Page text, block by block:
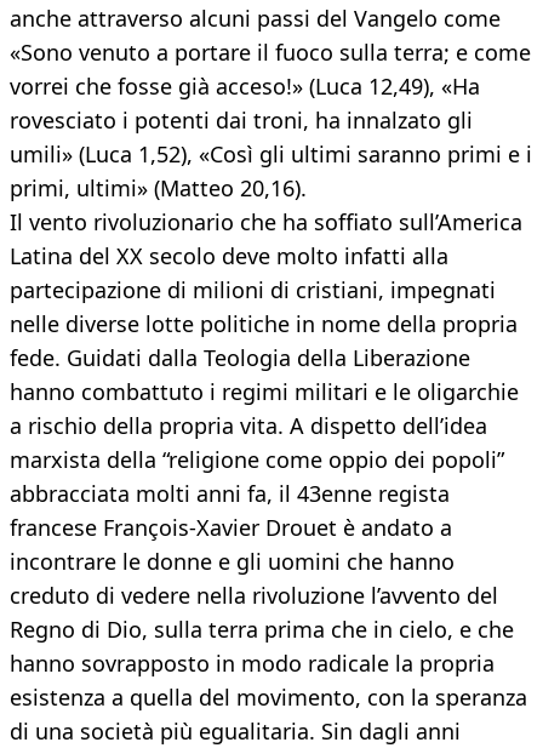
anche attraverso alcuni passi del Vangelo come
«Sono venuto a portare il fuoco sulla terra; e come
vorrei che fosse già acceso!» (Luca 12,49), «Ha
rovesciato i potenti dai troni, ha innalzato gli
umili» (Luca 1,52), «Così gli ultimi saranno primi e i
primi, ultimi» (Matteo 20,16).
Il vento rivoluzionario che ha soffiato sull’America
Latina del XX secolo deve molto infatti alla
partecipazione di milioni di cristiani, impegnati
nelle diverse lotte politiche in nome della propria
fede. Guidati dalla Teologia della Liberazione
hanno combattuto i regimi militari e le oligarchie
a rischio della propria vita. A dispetto dell’idea
marxista della “religione come oppio dei popoli”
abbracciata molti anni fa, il 43enne regista
francese François-Xavier Drouet è andato a
incontrare le donne e gli uomini che hanno
creduto di vedere nella rivoluzione l’avvento del
Regno di Dio, sulla terra prima che in cielo, e che
hanno sovrapposto in modo radicale la propria
esistenza a quella del movimento, con la speranza
di una società più egualitaria. Sin dagli anni